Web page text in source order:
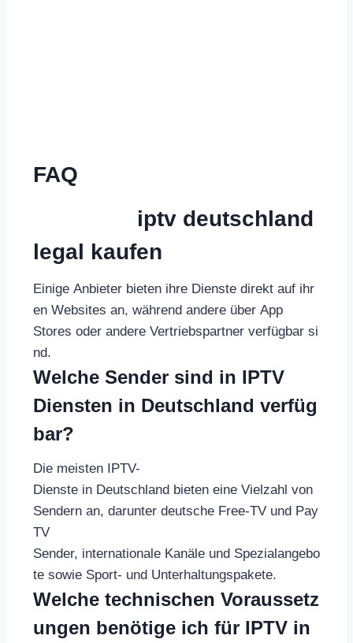
FAQ
iptv deutschland
legal kaufen
Einige Anbieter bieten ihre Dienste direkt auf ihr
en Websites an, während andere über App
Stores oder andere Vertriebspartner verfügbar si
nd.
Welche Sender sind in IPTV
Diensten in Deutschland verfüg
bar?
Die meisten IPTV-
Dienste in Deutschland bieten eine Vielzahl von
Sendern an, darunter deutsche Free-TV und Pay
TV
Sender, internationale Kanäle und Spezialangebo
te sowie Sport- und Unterhaltungspakete.
Welche technischen Voraussetz
ungen benötige ich für IPTV in